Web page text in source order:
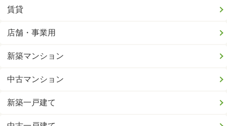
賃貸
店舗・事業用
新築マンション
中古マンション
新築一戸建て